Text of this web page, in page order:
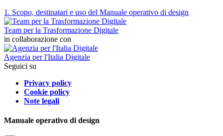
1. Scopo, destinatari e uso del Manuale operativo di design
Team per la Trasformazione Digitale
in collaborazione con
Agenzia per l'Italia Digitale
Seguici su
Privacy policy
Cookie policy
Note legali
Manuale operativo di design